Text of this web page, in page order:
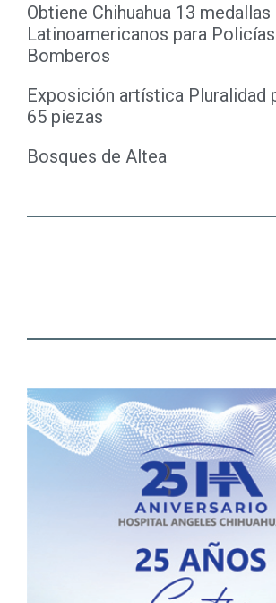
Obtiene Chihuahua 13
Latinoamericanos para
Bomberos
Exposición artística Pluralidad
65 piezas
Bosques de Altea